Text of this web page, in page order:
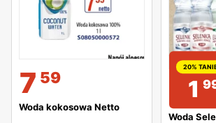
7 59
Woda kokosowa Netto
20%
1
Woda